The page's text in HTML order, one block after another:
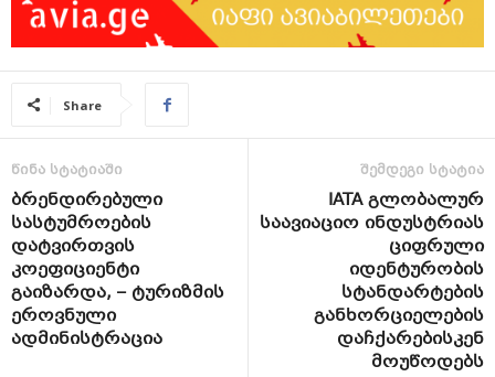
Share
წინა სტატიაში
ბრენდირებული
სასტუმროების
დატვირთვის
კოეფიციენტი
გაიზარდა, – ტურიზმის
ეროვნული
ადმინისტრაცია
შემდეგი სტატია
IATA გლობალურ
საავიაციო ინდუსტრიას
ციფრული
იდენტურობის
სტანდარტების
განხორციელების
დაჩქარებისკენ
მოუწოდებს